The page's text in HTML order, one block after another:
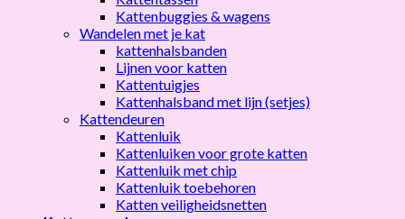
Kattenbuggies & wagens
Wandelen met je kat
kattenhalsbanden
Lijnen voor katten
Kattentuigjes
Kattenhalsband met lijn (setjes)
Kattendeuren
Kattenluik
Kattenluiken voor grote katten
Kattenluik met chip
Kattenluik toebehoren
Katten veiligheidsnetten